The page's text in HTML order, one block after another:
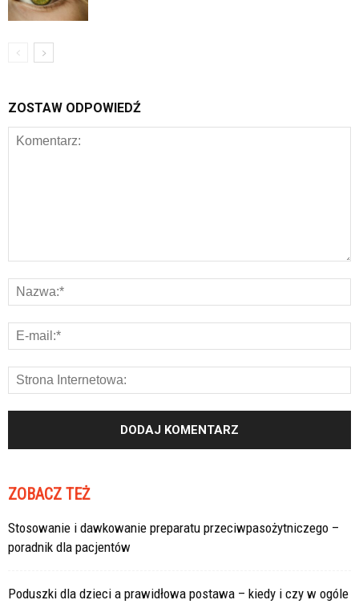
ZOSTAW ODPOWIEDŹ
ZOBACZ TEŻ
Stosowanie i dawkowanie preparatu przeciwpasożytniczego –
poradnik dla pacjentów
Poduszki dla dzieci a prawidłowa postawa – kiedy i czy w ogóle